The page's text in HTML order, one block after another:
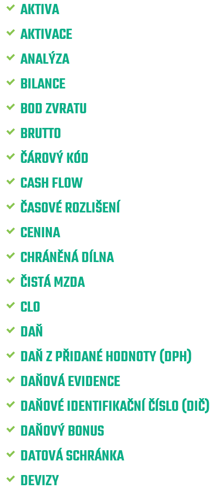
AKTIVA
AKTIVACE
ANALÝZA
BILANCE
BOD ZVRATU
BRUTTO
ČÁROVÝ KÓD
CASH FLOW
ČASOVÉ ROZLIŠENÍ
CENINA
CHRÁNĚNÁ DÍLNA
ČISTÁ MZDA
CLO
DAŇ
DAŇ Z PŘIDANÉ HODNOTY (DPH)
DAŇOVÁ EVIDENCE
DAŇOVÉ IDENTIFIKAČNÍ ČÍSLO (DIČ)
DAŇOVÝ BONUS
DATOVÁ SCHRÁNKA
DEVIZY